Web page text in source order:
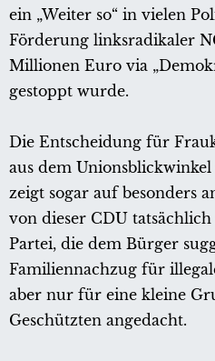
ein „Weiter so“ in vielen
Förderung linksradikaler
Millionen Euro via
gestoppt wurde.
Die Entscheidung für
aus dem
zeigt sogar auf besonders
von dieser CDU
Partei, die dem Bürger
Familiennachzug für
aber nur für eine kleine
Geschützten angedacht.